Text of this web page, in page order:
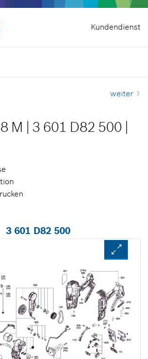
Kundendienst
weiter
M 3 601 D82 500
3 601 D82 500